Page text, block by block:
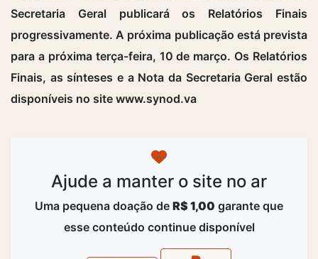
Secretaria Geral publicará os Relatórios Finais
progressivamente. A próxima publicação está prevista
para a próxima terça-feira, 10 de março. Os Relatórios
Finais, as sínteses e a Nota da Secretaria Geral estão
disponíveis no site www.synod.va
Ajude a manter o site no ar
Uma pequena doação de R$ 1,00 garante que
esse conteúdo continue disponível